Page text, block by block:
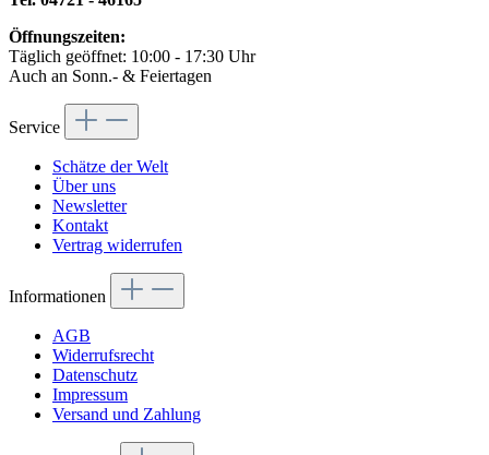
Öffnungszeiten:
Täglich geöffnet: 10:00 - 17:30 Uhr
Auch an Sonn.- & Feiertagen
Service
Schätze der Welt
Über uns
Newsletter
Kontakt
Vertrag widerrufen
Informationen
AGB
Widerrufsrecht
Datenschutz
Impressum
Versand und Zahlung